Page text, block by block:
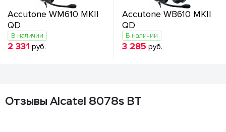
Accutone WM610 MKII
QD
В наличии
2 331 руб.
Accutone WB610 MKII
QD
В наличии
3 285 руб.
Отзывы Alcatel 8078s BT